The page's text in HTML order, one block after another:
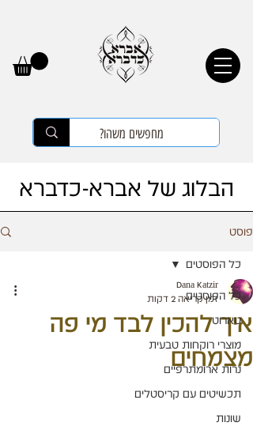
הבלוג של אברא-כדברא
פוסט
כל הפוסטים
טארוט
מוצרי רוקחות טבעית
נרות ארומתרפיים
תכשיטים עם קריסטלים
שונות
כל הפוסטים
איך להכין לבד מי פה
מצמחים
Dana Katzir
זמן קריאה 2 דקות